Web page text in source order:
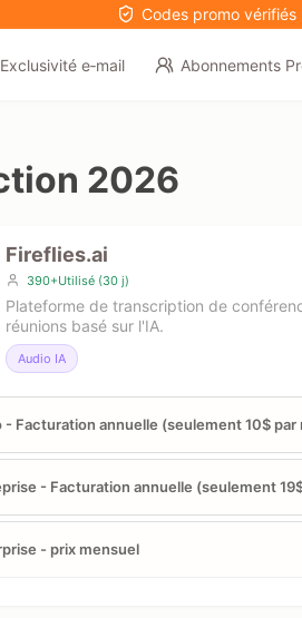
Codes promo vérifiés
Exclusivité e‑mail Abonnements
2026
Fireflies.ai
390+Utilisé (30 j)
Plateforme de transcription de
réunions basé sur l'IA.
Audio IA
- Facturation annuelle (seulement 10$ par
- Facturation annuelle (seulement
- prix mensuel